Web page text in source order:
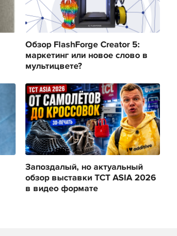
Обзор FlashForge Creator 5:
маркетинг или новое слово в
мультицвете?
Запоздалый, но актуальный
обзор выставки TCT ASIA 2026
в видео формате